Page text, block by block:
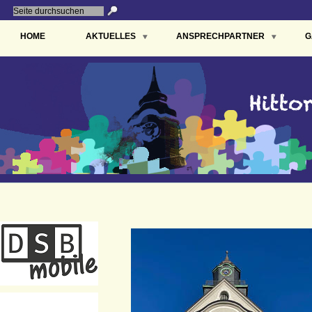
HOME AKTUELLES ANSPRECHPARTNER